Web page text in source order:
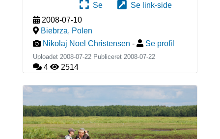
Se
Se link-side
2008-07-10
Biebrza, Polen
Nikolaj Noel Christensen - Se profil
Uploadet 2008-07-22 Publiceret 2008-07-22
4 2514